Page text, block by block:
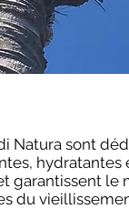
Natura sont
garantissent
du